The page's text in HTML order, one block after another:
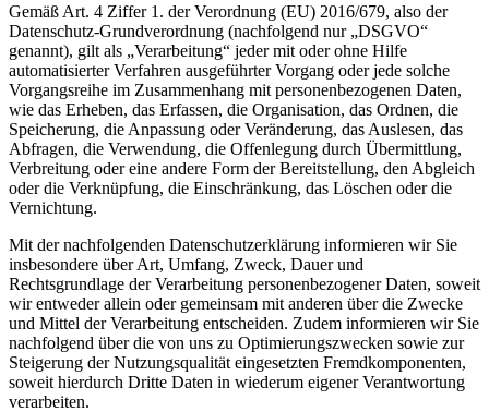
Gemäß Art. 4 Ziffer 1. der Verordnung (EU) 2016/679, also der
Datenschutz-Grundverordnung (nachfolgend nur „DSGVO“
genannt), gilt als „Verarbeitung“ jeder mit oder ohne Hilfe
automatisierter Verfahren ausgeführter Vorgang oder jede solche
Vorgangsreihe im Zusammenhang mit personenbezogenen Daten,
wie das Erheben, das Erfassen, die Organisation, das Ordnen, die
Speicherung, die Anpassung oder Veränderung, das Auslesen, das
Abfragen, die Verwendung, die Offenlegung durch Übermittlung,
Verbreitung oder eine andere Form der Bereitstellung, den Abgleich
oder die Verknüpfung, die Einschränkung, das Löschen oder die
Vernichtung.
Mit der nachfolgenden Datenschutzerklärung informieren wir Sie
insbesondere über Art, Umfang, Zweck, Dauer und
Rechtsgrundlage der Verarbeitung personenbezogener Daten, soweit
wir entweder allein oder gemeinsam mit anderen über die Zwecke
und Mittel der Verarbeitung entscheiden. Zudem informieren wir Sie
nachfolgend über die von uns zu Optimierungszwecken sowie zur
Steigerung der Nutzungsqualität eingesetzten Fremdkomponenten,
soweit hierdurch Dritte Daten in wiederum eigener Verantwortung
verarbeiten.